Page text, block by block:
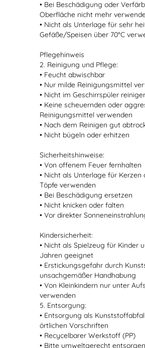
• Bei Beschädigung oder
Oberfläche nicht mehr
• Nicht als Unterlage für sehr
Gefäße/Speisen über 70°C
Pflegehinweis
2. Reinigung und Pflege:
• Feucht abwischbar
• Nur milde Reinigungsmittel
• Nicht im Geschirrspüler
• Keine scheuernden oder
Reinigungsmittel verwenden
• Nach dem Reinigen gut
• Nicht bügeln oder erhitzen
Sicherheitshinweise:
• Von offenem Feuer fernhalten
• Nicht als Unterlage für Kerzen
Töpfe verwenden
• Bei Beschädigung ersetzen
• Nicht knicken oder falten
• Vor direkter
Kindersicherheit:
• Nicht als Spielzeug für Kinder
Jahren geeignet
• Erstickungsgefahr durch
unsachgemäßer Handhabung
• Von Kleinkindern nur unter
verwenden
5. Entsorgung:
• Entsorgung als
örtlichen Vorschriften
• Recycelbarer Werkstoff (PP)
• Bitte umweltgerecht entsorgen